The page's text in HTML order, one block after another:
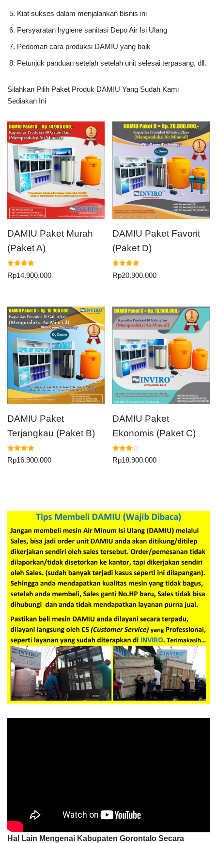
Kiat sukses dalam menjalankan bisnis ini
Persyaratan hygiene sanitasi Depo Air Isi Ulang
Pedoman cara produksi DAMIU yang baik
Petunjuk panduan setelah setelah unit selesai terpasang, dll.
Silahkan Pilih Paket Produk DAMIU Yang Sudah Kami
Sediakan Ini
DAMIU Paket Murah
(Paket A)
Dinilai
5.00
Rp14.900.000
DAMIU Paket Favorit
(Paket D)
Dinilai
5.00
Rp20.900.000
DAMIU Paket
Terjangkau (Paket B)
Dinilai
5.00
Rp16.900.000
DAMIU Paket
Ekonomis (Paket C)
Dinilai
4.00
Rp18.900.000
Hal Lain Mengenai Kabupaten Gorontalo Secara